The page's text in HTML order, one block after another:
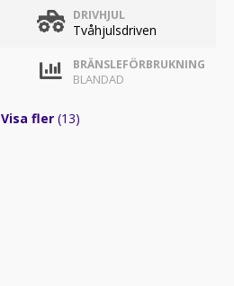
DRIVHJUL
Tvåhjulsdriven
BRÄNSLEFÖRBRUKNING
BLANDAD
Visa fler (13)